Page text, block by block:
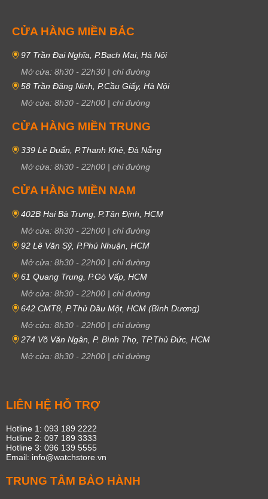
CỬA HÀNG MIỀN BẮC
97 Trần Đại Nghĩa, P.Bạch Mai, Hà Nội
Mở cửa: 8h30 - 22h30 | chỉ đường
58 Trần Đăng Ninh, P.Cầu Giấy, Hà Nội
Mở cửa: 8h30 - 22h00 | chỉ đường
CỬA HÀNG MIỀN TRUNG
339 Lê Duẩn, P.Thanh Khê, Đà Nẵng
Mở cửa: 8h30 - 22h00 | chỉ đường
CỬA HÀNG MIỀN NAM
402B Hai Bà Trưng, P.Tân Định, HCM
Mở cửa: 8h30 - 22h00 | chỉ đường
92 Lê Văn Sỹ, P.Phú Nhuận, HCM
Mở cửa: 8h30 - 22h00 | chỉ đường
61 Quang Trung, P.Gò Vấp, HCM
Mở cửa: 8h30 - 22h00 | chỉ đường
642 CMT8, P.Thủ Dầu Một, HCM (Bình Dương)
Mở cửa: 8h30 - 22h00 | chỉ đường
274 Võ Văn Ngân, P. Bình Thọ, TP.Thủ Đức, HCM
Mở cửa: 8h30 - 22h00 | chỉ đường
LIÊN HỆ HỖ TRỢ
Hotline 1: 093 189 2222
Hotline 2: 097 189 3333
Hotline 3: 096 139 5555
Email: info@watchstore.vn
TRUNG TÂM BẢO HÀNH